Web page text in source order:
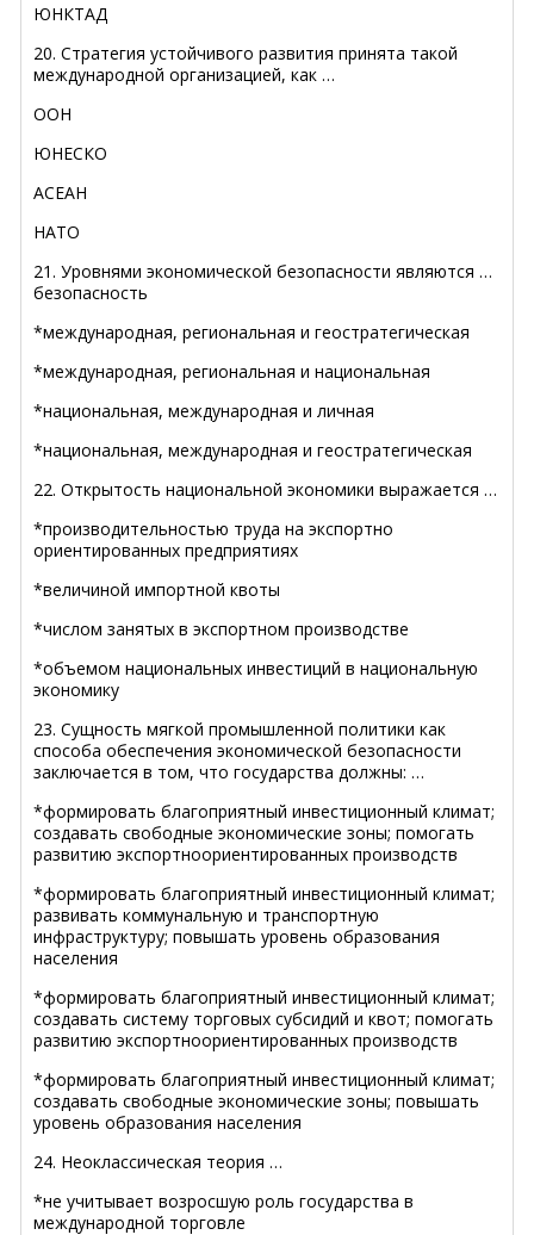
ЮНКТАД
20. Стратегия устойчивого развития принята такой
международной организацией, как …
ООН
ЮНЕСКО
АСЕАН
НАТО
21. Уровнями экономической безопасности являются …
безопасность
*международная, региональная и геостратегическая
*международная, региональная и национальная
*национальная, международная и личная
*национальная, международная и геостратегическая
22. Открытость национальной экономики выражается …
*производительностью труда на экспортно
ориентированных предприятиях
*величиной импортной квоты
*числом занятых в экспортном производстве
*объемом национальных инвестиций в национальную
экономику
23. Сущность мягкой промышленной политики как
способа обеспечения экономической безопасности
заключается в том, что государства должны: …
*формировать благоприятный инвестиционный климат;
создавать свободные экономические зоны; помогать
развитию экспортноориентированных производств
*формировать благоприятный инвестиционный климат;
развивать коммунальную и транспортную
инфраструктуру; повышать уровень образования
населения
*формировать благоприятный инвестиционный климат;
создавать систему торговых субсидий и квот; помогать
развитию экспортноориентированных производств
*формировать благоприятный инвестиционный климат;
создавать свободные экономические зоны; повышать
уровень образования населения
24. Неоклассическая теория …
*не учитывает возросшую роль государства в
международной торговле